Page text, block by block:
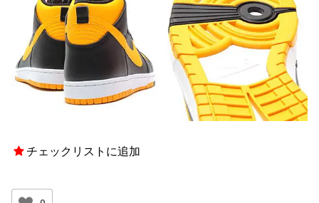
チェックリストに追加